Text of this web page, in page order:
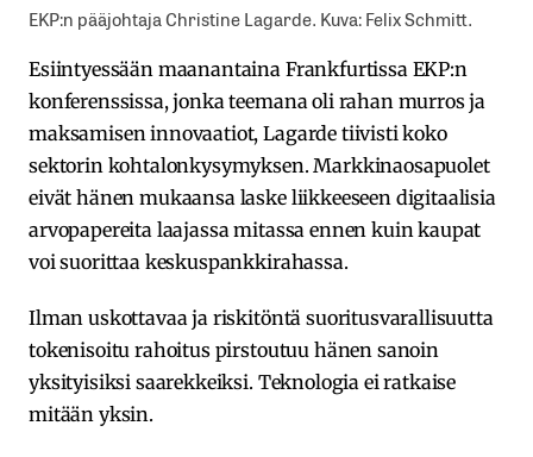
EKP:n pääjohtaja Christine Lagarde. Kuva: Felix Schmitt.
Esiintyessään maanantaina Frankfurtissa EKP:n
konferenssissa, jonka teemana oli rahan murros ja
maksamisen innovaatiot, Lagarde tiivisti koko
sektorin kohtalonkysymyksen. Markkinaosapuolet
eivät hänen mukaansa laske liikkeeseen digitaalisia
arvopapereita laajassa mitassa ennen kuin kaupat
voi suorittaa keskuspankkirahassa.
Ilman uskottavaa ja riskitöntä suoritusvarallisuutta
tokenisoitu rahoitus pirstoutuu hänen sanoin
yksityisiksi saarekkeiksi. Teknologia ei ratkaise
mitään yksin.